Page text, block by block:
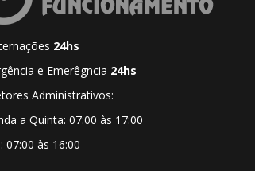
24hs
e Emerêgncia 24hs
Administrativos:
a Quinta: 07:00 às 17:00
07:00 às 16:00